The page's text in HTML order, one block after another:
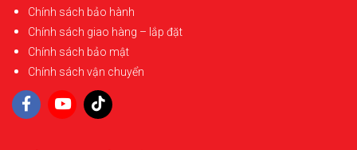
Chính sách bảo hành
Chính sách giao hàng – lắp đặt
Chính sách bảo mật
Chính sách vận chuyển